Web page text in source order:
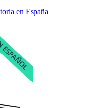
en España